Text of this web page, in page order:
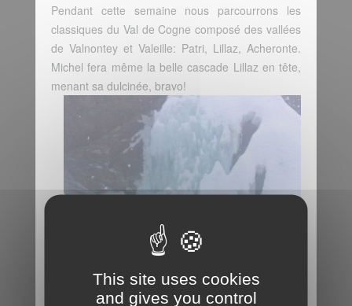
Pendant cette semaine nous parcourrons les
classiques du Val de Cogne composé des vallées
de Valnontey et Valeille: Patri, Lillaz, Acheronte.
Michel fera même la belle cascade Lillaz en tête,
menant sa dulcinée, bravo!
This site uses cookies
and gives you control